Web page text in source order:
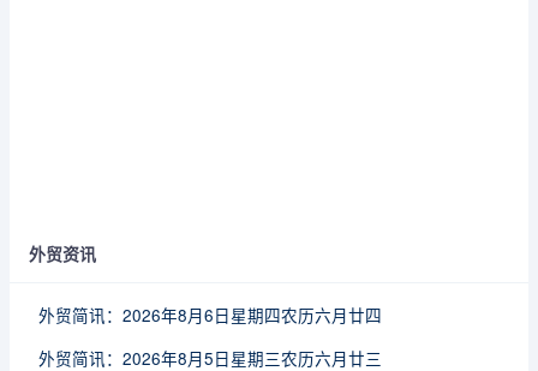
外贸资讯
外贸简讯：2026年8月6日星期四农历六月廿四
外贸简讯：2026年8月5日星期三农历六月廿三